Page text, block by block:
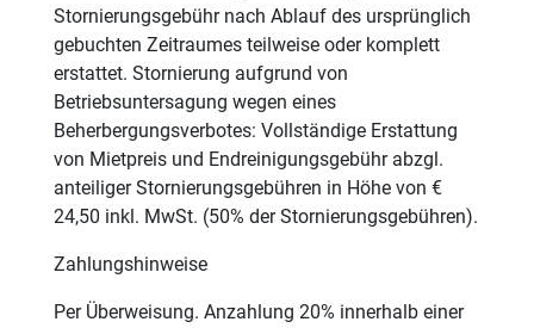
Stornierungsgebühr nach Ablauf des ursprünglich
gebuchten Zeitraumes teilweise oder komplett
erstattet. Stornierung aufgrund von
Betriebsuntersagung wegen eines
Beherbergungsverbotes: Vollständige Erstattung
von Mietpreis und Endreinigungsgebühr abzgl.
anteiliger Stornierungsgebühren in Höhe von €
24,50 inkl. MwSt. (50% der Stornierungsgebühren).
Zahlungshinweise
Per Überweisung. Anzahlung 20% innerhalb einer